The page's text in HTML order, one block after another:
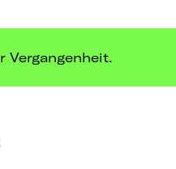
Vergangenheit.